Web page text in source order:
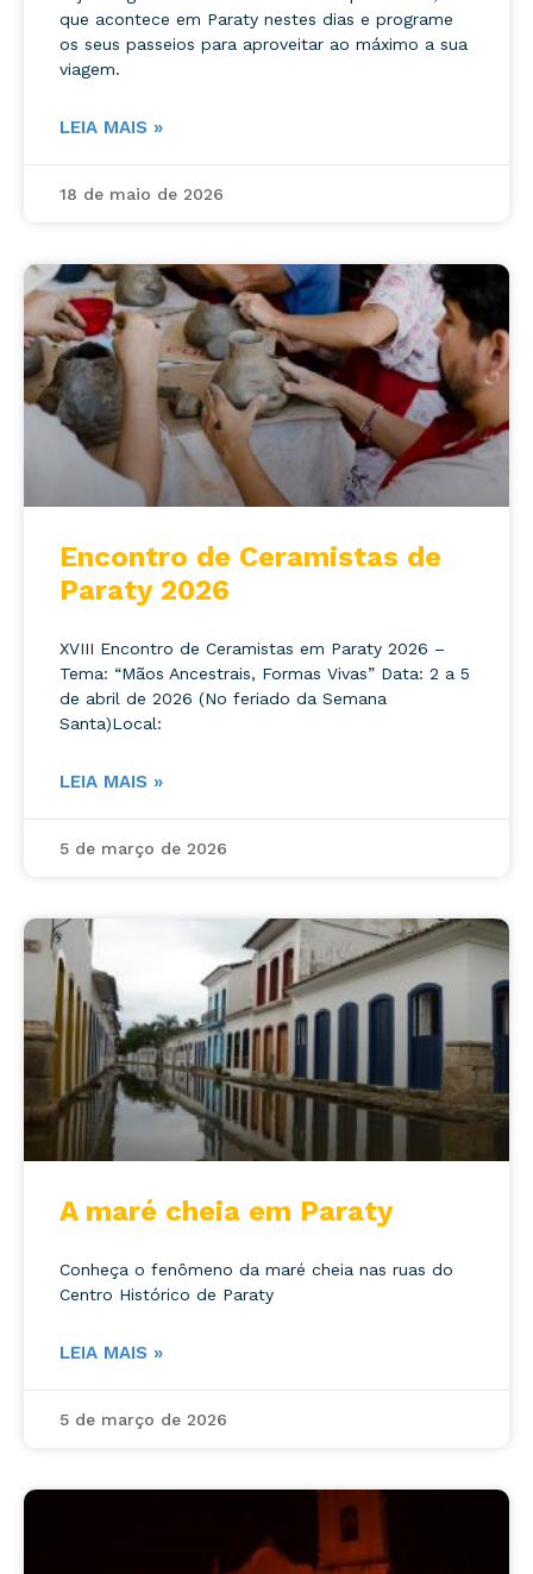
que acontece em Paraty nestes dias e programe
os seus passeios para aproveitar ao máximo a sua
viagem.
LEIA MAIS »
18 de maio de 2026
Encontro de Ceramistas de
Paraty 2026
XVIII Encontro de Ceramistas em Paraty 2026 –
Tema: “Mãos Ancestrais, Formas Vivas” Data: 2 a 5
de abril de 2026 (No feriado da Semana
Santa)Local:
LEIA MAIS »
5 de março de 2026
A maré cheia em Paraty
Conheça o fenômeno da maré cheia nas ruas do
Centro Histórico de Paraty
LEIA MAIS »
5 de março de 2026